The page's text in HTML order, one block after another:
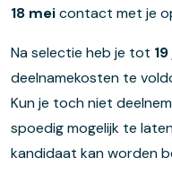
18 meicontact met je
Na selectie heb je tot
deelnamekosten te
Kun je toch niet
spoedig mogelijk te
kandidaat kan worden